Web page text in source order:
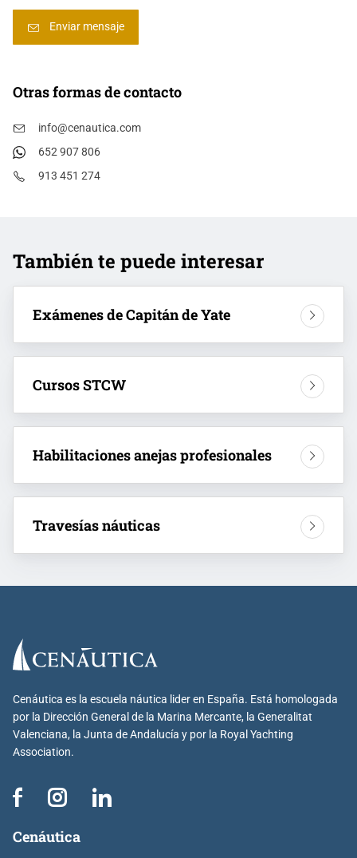
Otras formas de contacto
info@cenautica.com
652 907 806
913 451 274
También te puede interesar
Exámenes de Capitán de Yate
Cursos STCW
Habilitaciones anejas profesionales
Travesías náuticas
Cenáutica es la escuela náutica lider en España. Está homologada
por la Dirección General de la Marina Mercante, la Generalitat
Valenciana, la Junta de Andalucía y por la Royal Yachting
Association.
Cenáutica